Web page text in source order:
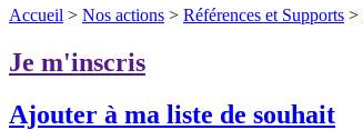
Accueil > Nos actions > Références et Supports >
Je m'inscris
Ajouter à ma liste de souhait